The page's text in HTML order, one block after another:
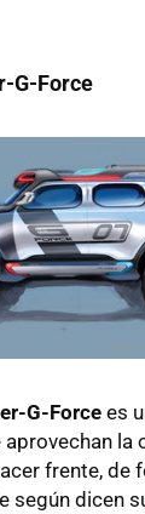
G-Force
G-Force es
la
frente, de
según dicen